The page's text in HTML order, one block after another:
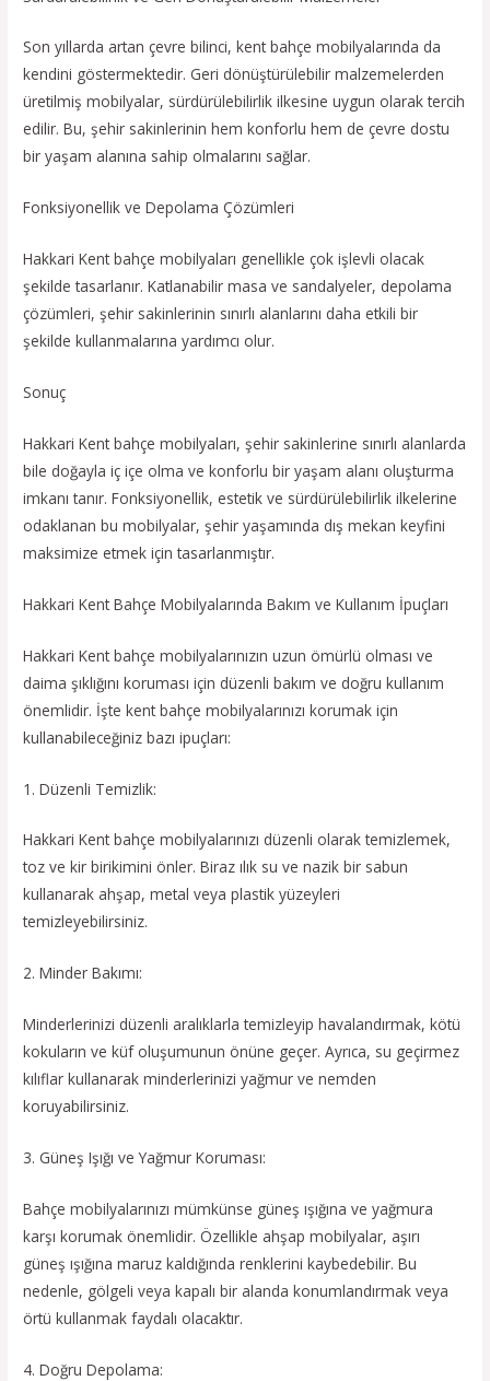
Son yıllarda artan çevre bilinci, kent bahçe mobilyalarında da
kendini göstermektedir. Geri dönüştürülebilir malzemelerden
üretilmiş mobilyalar, sürdürülebilirlik ilkesine uygun olarak tercih
edilir. Bu, şehir sakinlerinin hem konforlu hem de çevre dostu
bir yaşam alanına sahip olmalarını sağlar.
Fonksiyonellik ve Depolama Çözümleri
Hakkari Kent bahçe mobilyaları genellikle çok işlevli olacak
şekilde tasarlanır. Katlanabilir masa ve sandalyeler, depolama
çözümleri, şehir sakinlerinin sınırlı alanlarını daha etkili bir
şekilde kullanmalarına yardımcı olur.
Sonuç
Hakkari Kent bahçe mobilyaları, şehir sakinlerine sınırlı alanlarda
bile doğayla iç içe olma ve konforlu bir yaşam alanı oluşturma
imkanı tanır. Fonksiyonellik, estetik ve sürdürülebilirlik ilkelerine
odaklanan bu mobilyalar, şehir yaşamında dış mekan keyfini
maksimize etmek için tasarlanmıştır.
Hakkari Kent Bahçe Mobilyalarında Bakım ve Kullanım İpuçları
Hakkari Kent bahçe mobilyalarınızın uzun ömürlü olması ve
daima şıklığını koruması için düzenli bakım ve doğru kullanım
önemlidir. İşte kent bahçe mobilyalarınızı korumak için
kullanabileceğiniz bazı ipuçları:
1. Düzenli Temizlik:
Hakkari Kent bahçe mobilyalarınızı düzenli olarak temizlemek,
toz ve kir birikimini önler. Biraz ılık su ve nazik bir sabun
kullanarak ahşap, metal veya plastik yüzeyleri
temizleyebilirsiniz.
2. Minder Bakımı:
Minderlerinizi düzenli aralıklarla temizleyip havalandırmak, kötü
kokuların ve küf oluşumunun önüne geçer. Ayrıca, su geçirmez
kılıflar kullanarak minderlerinizi yağmur ve nemden
koruyabilirsiniz.
3. Güneş Işığı ve Yağmur Koruması:
Bahçe mobilyalarınızı mümkünse güneş ışığına ve yağmura
karşı korumak önemlidir. Özellikle ahşap mobilyalar, aşırı
güneş ışığına maruz kaldığında renklerini kaybedebilir. Bu
nedenle, gölgeli veya kapalı bir alanda konumlandırmak veya
örtü kullanmak faydalı olacaktır.
4. Doğru Depolama: